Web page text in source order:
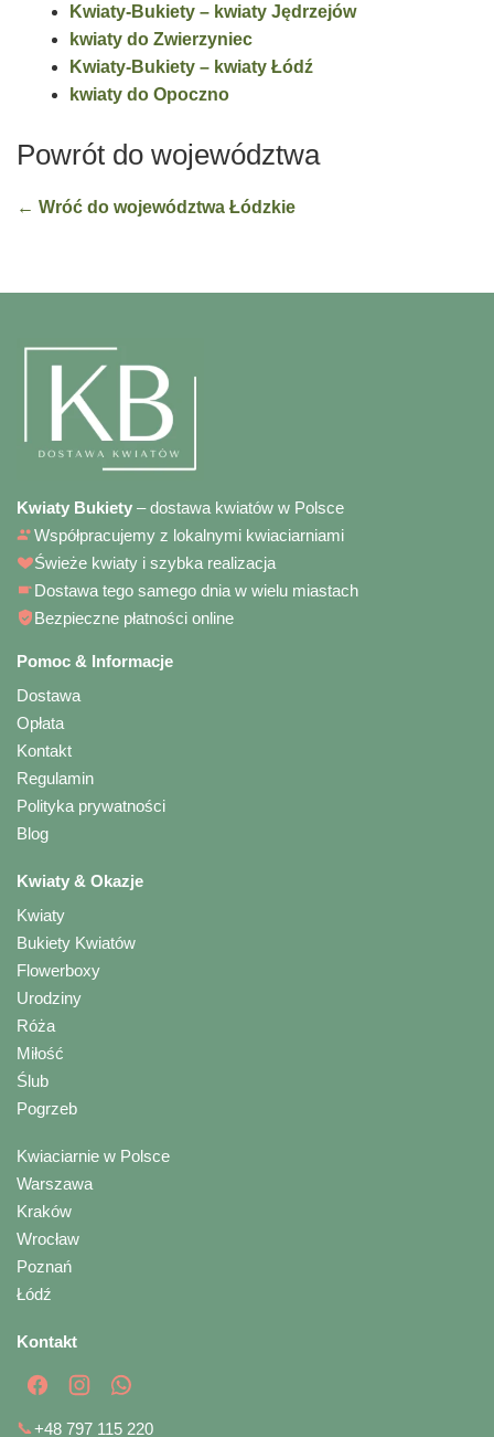
Kwiaty-Bukiety – kwiaty Jędrzejów
kwiaty do Zwierzyniec
Kwiaty-Bukiety – kwiaty Łódź
kwiaty do Opoczno
Powrót do województwa
← Wróć do województwa Łódzkie
Kwiaty Bukiety – dostawa kwiatów w Polsce
Współpracujemy z lokalnymi kwiaciarniami
Świeże kwiaty i szybka realizacja
Dostawa tego samego dnia w wielu miastach
Bezpieczne płatności online
Pomoc & Informacje
Dostawa
Opłata
Kontakt
Regulamin
Polityka prywatności
Blog
Kwiaty & Okazje
Kwiaty
Bukiety Kwiatów
Flowerboxy
Urodziny
Róża
Miłość
Ślub
Pogrzeb
Kwiaciarnie w Polsce
Warszawa
Kraków
Wrocław
Poznań
Łódź
Kontakt
📞+48 797 115 220